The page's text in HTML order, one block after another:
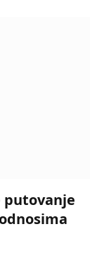
putovanje